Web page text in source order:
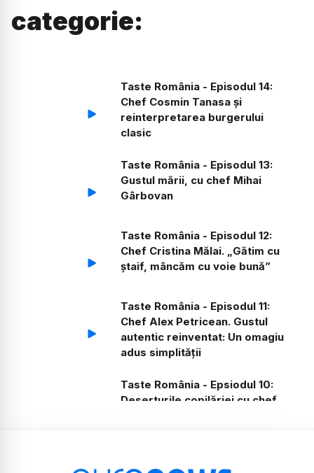
categorie:
Taste România - Episodul 14:
Chef Cosmin Tanasa și
reinterpretarea burgerului
clasic
Taste România - Episodul 13:
Gustul mării, cu chef Mihai
Gârbovan
Taste România - Episodul 12:
Chef Cristina Mălai. „Gătim cu
ștaif, mâncăm cu voie bună”
Taste România - Episodul 11:
Chef Alex Petricean. Gustul
autentic reinventat: Un omagiu
adus simplității
Taste România - Epsiodul 10:
Deserturile copilăriei cu chef
Prima stea Michelin cu chef